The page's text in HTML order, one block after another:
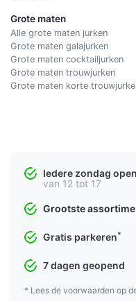
Grote maten
Alle grote maten jurken
Grote maten galajurken
Grote maten cocktailjurken
Grote maten trouwjurken
Grote maten korte
Iedere zondag open
van 12 tot 17
Grootste
Gratis parkeren*
7 dagen geopend
* Lees de voorwaarden op